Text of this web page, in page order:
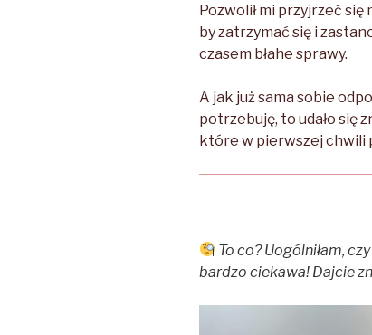
Pozwolił mi przyjrzeć się
by zatrzymać się i
czasem błahe sprawy.
A jak już sama sobie
potrzebuję, to udało się
które w pierwszej chwili
To co? Uogólniłam,
bardzo ciekawa! Dajcie